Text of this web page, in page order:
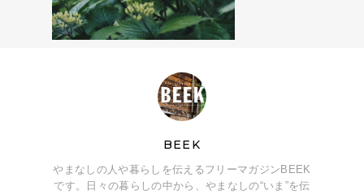
BEEK
やまなしの人や暮らしを伝えるフリーマガジンBEEK
です。日々の暮らしの中から、やまなしの“いま”を伝